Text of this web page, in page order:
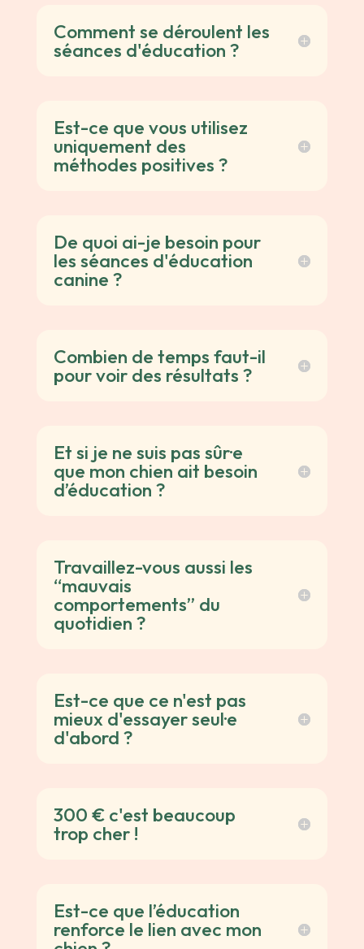
Comment se déroulent les
séances d'éducation ?
Est-ce que vous utilisez
uniquement des
méthodes positives ?
De quoi ai-je besoin pour
les séances d'éducation
canine ?
Combien de temps faut-il
pour voir des résultats ?
Et si je ne suis pas sûr·e
que mon chien ait besoin
d’éducation ?
Travaillez-vous aussi les
“mauvais
comportements” du
quotidien ?
Est-ce que ce n'est pas
mieux d'essayer seul·e
d'abord ?
300 € c'est beaucoup
trop cher !
Est-ce que l’éducation
renforce le lien avec mon